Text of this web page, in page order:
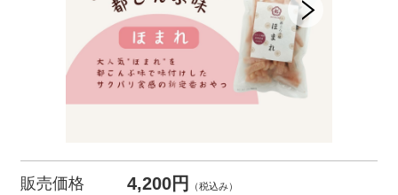
販売価格 4,200円 （税込み）